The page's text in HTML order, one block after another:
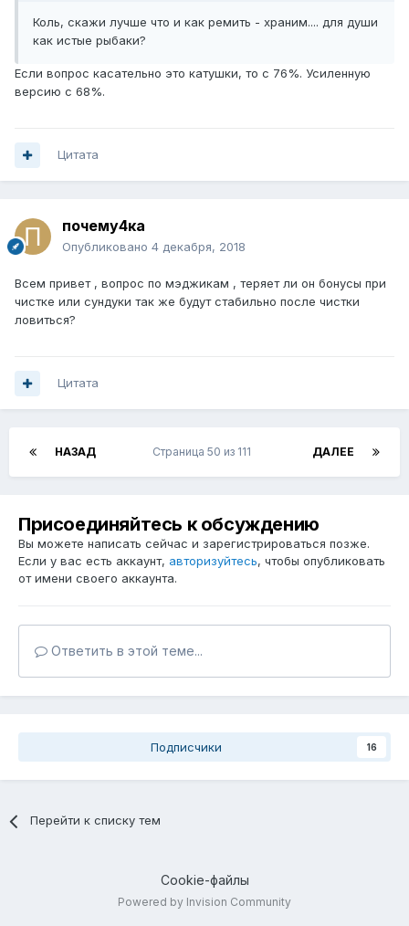
Коль, скажи лучше что и как ремить - храним.... для души
как истые рыбаки?
Если вопрос касательно это катушки, то с 76%. Усиленную
версию с 68%.
Цитата
почему4ка
Опубликовано 4 декабря, 2018
Всем привет , вопрос по мэджикам , теряет ли он бонусы при
чистке или сундуки так же будут стабильно после чистки
ловиться?
Цитата
НАЗАД ДАЛЕЕ
Страница 50 из 111
Присоединяйтесь к обсуждению
Вы можете написать сейчас и зарегистрироваться позже.
Если у вас есть аккаунт, авторизуйтесь, чтобы опубликовать
от имени своего аккаунта.
Ответить в этой теме...
Подписчики 16
Перейти к списку тем
Cookie-файлы
Powered by Invision Community